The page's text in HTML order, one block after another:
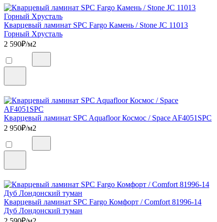
Кварцевый ламинат SPC Fargo Камень / Stone JC 11013
Горный Хрусталь
2 590₽/м2
Кварцевый ламинат SPC Aquafloor Космос / Space AF4051SPC
2 950₽/м2
Кварцевый ламинат SPC Fargo Комфорт / Comfort 81996-14
Дуб Лондонский туман